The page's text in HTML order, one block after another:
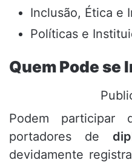
Inclusão, Ética e
Políticas e
Quem Pode se
Podem participar
portadores de
devidamente